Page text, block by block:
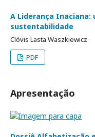
A Liderança Inaciana:
sustentabilidade
Clóvis Lasta Waszkiewicz
PDF
Apresentação